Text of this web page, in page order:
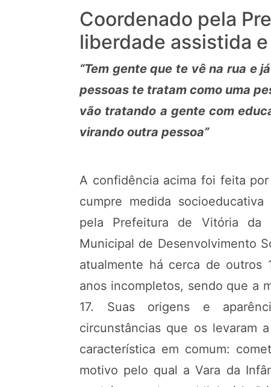
Coordenado pela
liberdade assistida
“Tem gente que te vê na rua e
pessoas te tratam como uma
vão tratando a gente com
virando outra pessoa”
A confidência acima foi feita
cumpre medida
pela Prefeitura de Vitória da
Municipal de Desenvolvimento
atualmente há cerca de outros
anos incompletos, sendo que a
17. Suas origens e
circunstâncias que os levaram
característica em comum:
motivo pelo qual a Vara da